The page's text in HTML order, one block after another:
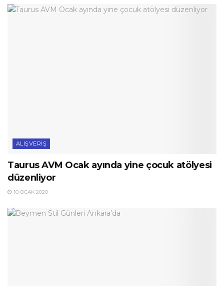
ALIŞVERIŞ
Taurus AVM Ocak ayında yine çocuk atölyesi
düzenliyor
10 OCAK 2020